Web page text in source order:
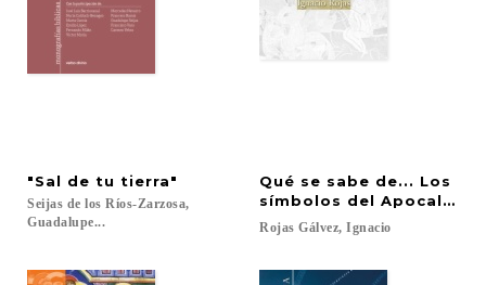
"Sal de tu tierra"
Seijas de los Ríos-Zarzosa,
Guadalupe...
Qué se sabe de... Los
símbolos del Apocalipsis
Rojas Gálvez, Ignacio